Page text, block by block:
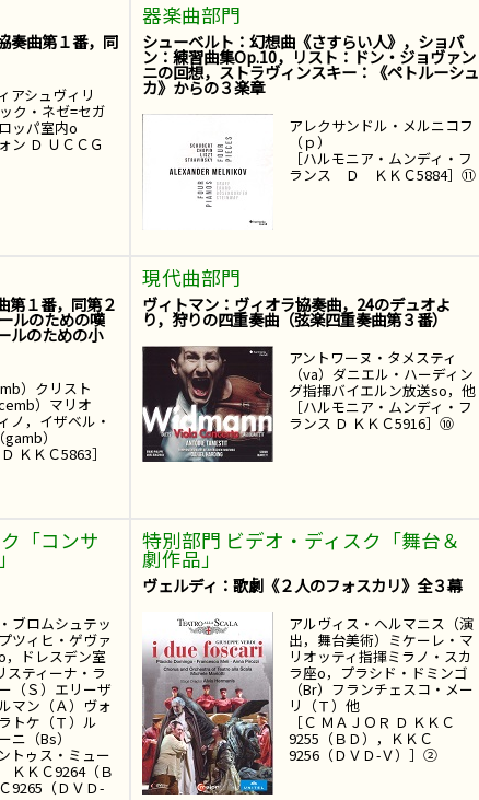
奏曲第１番，同
アシュヴィリ
ク・ネゼ=セガ
ッパ室内o
ン Ｄ ＵＣＣＧ
器楽曲部門
シューベルト：幻想曲《さすらい人》，ショパ
ン：練習曲集Op.10，リスト：ドン・ジョヴァン
ニの回想，ストラヴィンスキー：《ペトルーシュ
カ》からの３楽章
アレクサンドル・メルニコフ
（ｐ）
［ハルモニア・ムンディ・フ
ランス Ｄ ＫＫＣ5884］⑪
第１番，同第２
ルのための嘆
ルのための小
）クリスト
）マリオ
ノ，イザベル・
）
ＫＫＣ5863］
現代曲部門
ヴィトマン：ヴィオラ協奏曲，24のデュオよ
り，狩りの四重奏曲（弦楽四重奏曲第３番）
アントワーヌ・タメスティ
（va）ダニエル・ハーディン
グ指揮バイエルン放送so，他
［ハルモニア・ムンディ・フ
ランス Ｄ ＫＫＣ5916］⑩
「コンサ
ブロムシュテッ
ツィヒ・ゲヴァ
，ドレスデン室
スティーナ・ラ
（Ｓ）エリーザ
マン（Ａ）ヴォ
トケ（Ｔ）ル
ニ（Bs）
トゥス・ミュー
ＫＣ9264（Ｂ
9265（ＤＶＤ-
特別部門 ビデオ・ディスク「舞台＆
劇作品」
ヴェルディ：歌劇《２人のフォスカリ》全３幕
アルヴィス・ヘルマニス（演
出，舞台美術）ミケーレ・マ
リオッティ指揮ミラノ・スカ
ラ座o，プラシド・ドミンゴ
（Br）フランチェスコ・メー
リ（Ｔ）他
［Ｃ ＭＡＪＯＲ Ｄ ＫＫＣ
9255（ＢＤ），ＫＫＣ
9256（ＤＶＤ-Ｖ）］②